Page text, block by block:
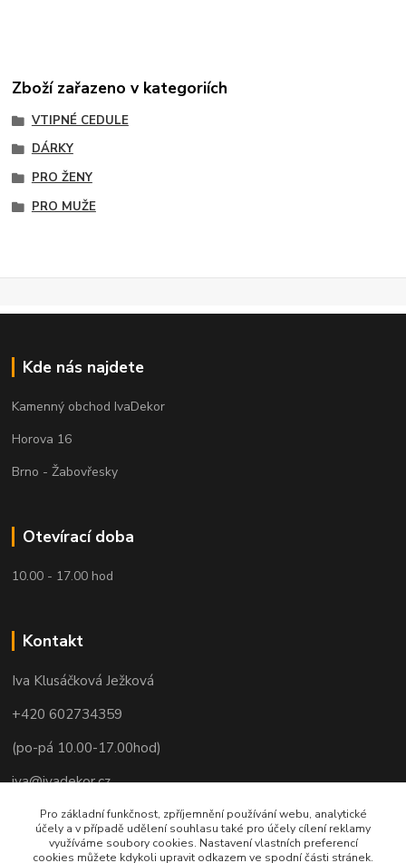
Zboží zařazeno v kategoriích
VTIPNÉ CEDULE
DÁRKY
PRO ŽENY
PRO MUŽE
Kde nás najdete
Kamenný obchod IvaDekor
Horova 16
Brno - Žabovřesky
Otevírací doba
10.00 - 17.00 hod
Kontakt
Iva Klusáčková Ježková
+420 602734359
(po-pá 10.00-17.00hod)
iva@ivadekor.cz
Pro základní funkčnost, zpříjemnění používání webu, analytické
účely a v případě udělení souhlasu také pro účely cílení reklamy
využíváme soubory cookies. Nastavení vlastních preferencí
cookies můžete kdykoli upravit odkazem ve spodní části stránek.